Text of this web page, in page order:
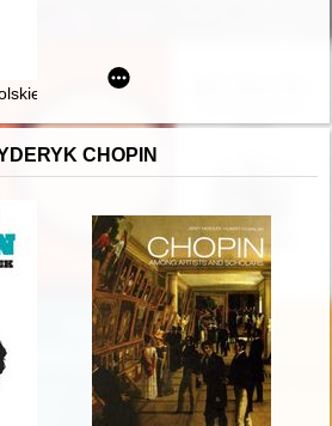
w zbiorach Muzeum Rolnictwa im.
CHOPIN